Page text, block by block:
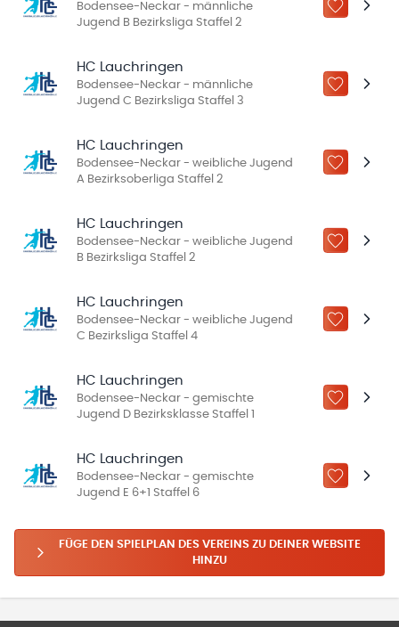
Bodensee-Neckar - männliche
Jugend B Bezirksliga Staffel 2
ZU „MEINE
HC Lauchringen
Bodensee-Neckar - männliche
Jugend C Bezirksliga Staffel 3
ZU „MEINE
HC Lauchringen
Bodensee-Neckar - weibliche Jugend
A Bezirksoberliga Staffel 2
ZU „MEINE
HC Lauchringen
Bodensee-Neckar - weibliche Jugend
B Bezirksliga Staffel 2
ZU „MEINE
HC Lauchringen
Bodensee-Neckar - weibliche Jugend
C Bezirksliga Staffel 4
ZU „MEINE
HC Lauchringen
Bodensee-Neckar - gemischte
Jugend D Bezirksklasse Staffel 1
ZU „MEINE
HC Lauchringen
Bodensee-Neckar - gemischte
Jugend E 6+1 Staffel 6
ZU „MEINE
FÜGE DEN SPIELPLAN DES VEREINS ZU DEINER WEBSITE
HINZU